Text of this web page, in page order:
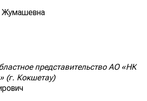
Жумашевна
представительство АО «НК
(г. Кокшетау)